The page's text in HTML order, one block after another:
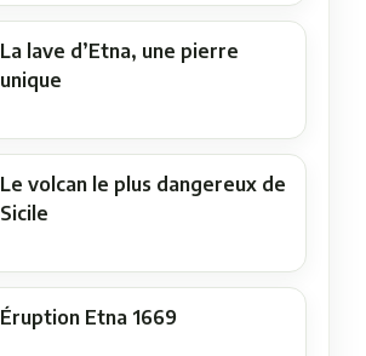
La lave d’Etna, une pierre
unique
Le volcan le plus dangereux de
Sicile
Éruption Etna 1669